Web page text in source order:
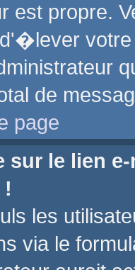
est propre.
de
page
sur le lien
les
via le